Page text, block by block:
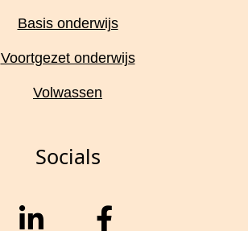
Socials
Basis onderwijs
Voortgezet onderwijs
Volwassen